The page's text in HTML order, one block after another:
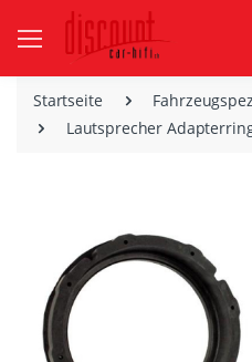
Startseite
Lautsprecher